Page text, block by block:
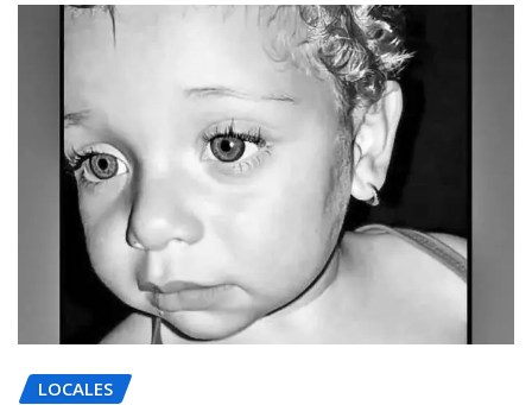
LOCALES